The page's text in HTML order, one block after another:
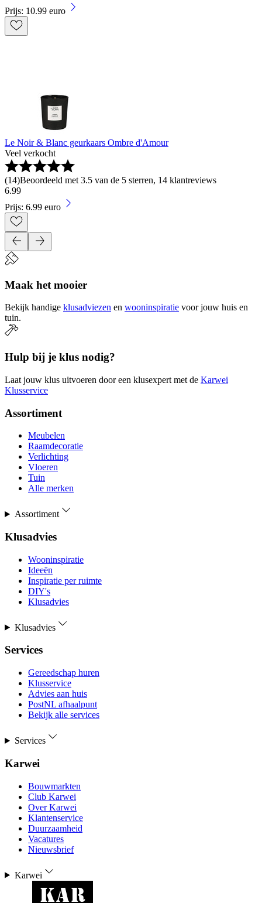
Prijs: 10.99 euro
Le Noir & Blanc geurkaars Ombre d'Amour
Veel verkocht
(14)Beoordeeld met 3.5 van de 5 sterren, 14 klantreviews
6.99
Prijs: 6.99 euro
Maak het mooier
Bekijk handige klusadviezen en wooninspiratie voor jouw huis en
tuin.
Hulp bij je klus nodig?
Laat jouw klus uitvoeren door een klusexpert met de Karwei
Klusservice
Assortiment
Meubelen
Raamdecoratie
Verlichting
Vloeren
Tuin
Alle merken
Assortiment
Klusadvies
Wooninspiratie
Ideeën
Inspiratie per ruimte
DIY's
Klusadvies
Klusadvies
Services
Gereedschap huren
Klusservice
Advies aan huis
PostNL afhaalpunt
Bekijk alle services
Services
Karwei
Bouwmarkten
Club Karwei
Over Karwei
Klantenservice
Duurzaamheid
Vacatures
Nieuwsbrief
Karwei